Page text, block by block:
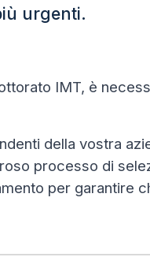
urgenti.
IMT, è
della vostra
processo di
per garantire